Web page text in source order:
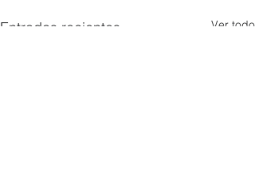
Entradas recientes Ver todo